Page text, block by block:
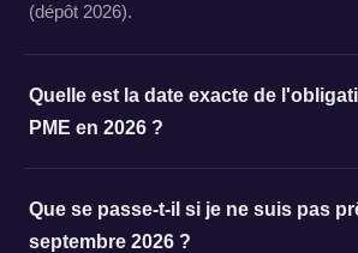
(dépôt 2026).
Quelle est la date exacte de
PME en 2026 ?
Que se passe-t-il si je ne suis pas
septembre 2026 ?